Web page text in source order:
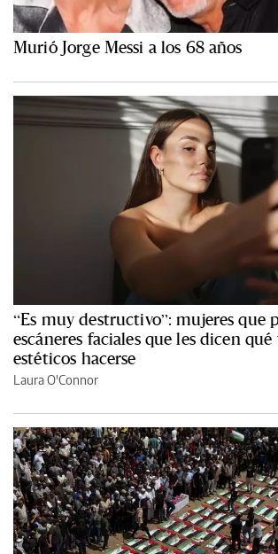
Murió Jorge Messi a los 68 años
“Es muy destructivo”: mujeres que
escáneres faciales que les dicen
estéticos hacerse
Laura O'Connor